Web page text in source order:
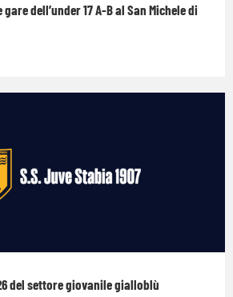
dell’under 17 A-B al San Michele di
del settore giovanile gialloblù